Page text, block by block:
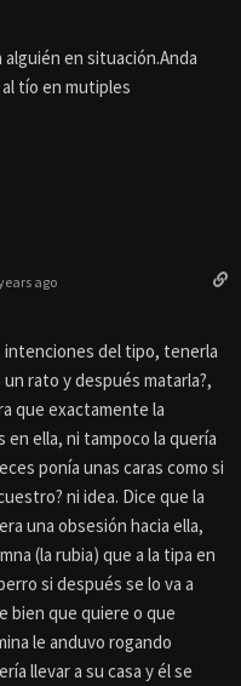
en situación.Anda
tío en mutiples
ago
intenciones del tipo, tenerla
rato y después matarla?,
que exactamente la
ella, ni tampoco la quería
ponía unas caras como si
ni idea. Dice que la
una obsesión hacia ella,
(la rubia) que a la tipa en
si después se lo va a
bien que quiere o que
le anduvo rogando
llevar a su casa y él se